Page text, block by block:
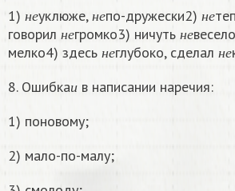
1)
н е уклюже, н е по-дружески2) н е
говорил
н е
негромко3) ничуть н е
не
мелко4) здесь
н е
неглубоко, сделал н е
не
8. Ошибка и
в написании наречия:
1) поновому;
2) мало-по-малу;